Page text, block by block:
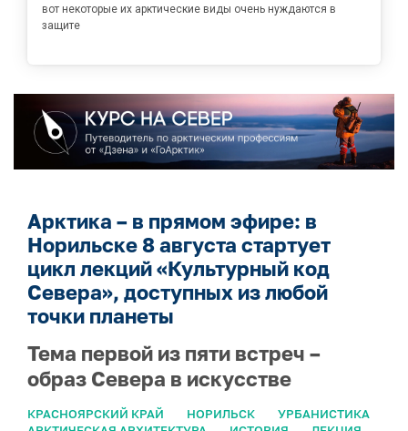
вот некоторые их арктические виды очень нуждаются в
защите
Арктика – в прямом эфире: в
Норильске 8 августа стартует
цикл лекций «Культурный код
Севера», доступных из любой
точки планеты
Тема первой из пяти встреч –
образ Севера в искусстве
КРАСНОЯРСКИЙ КРАЙ НОРИЛЬСК
УРБАНИСТИКА